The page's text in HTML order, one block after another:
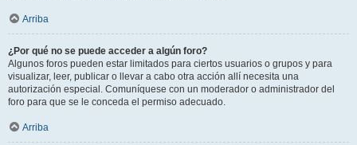
Arriba
¿Por qué no se puede acceder a algún foro?
Algunos foros pueden estar limitados para ciertos usuarios o grupos y para
visualizar, leer, publicar o llevar a cabo otra acción allí necesita una
autorización especial. Comuníquese con un moderador o administrador del
foro para que se le conceda el permiso adecuado.
Arriba